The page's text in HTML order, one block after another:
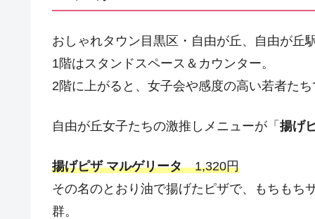
おしゃれタウン目黒区・自由が丘、自由が丘
1階はスタンドスペース＆カウンター。
2階に上がると、女子会や感度の高い若者た
自由が丘女子たちの激推しメニューが「 揚げ
揚げピザ マルゲリータ1,320円
その名のとおり油で揚げたピザで、もちもち
群。